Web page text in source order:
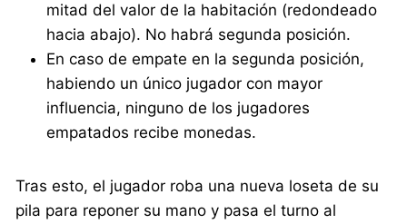
mitad del valor de la habitación (redondeado
hacia abajo). No habrá segunda posición.
En caso de empate en la segunda posición,
habiendo un único jugador con mayor
influencia, ninguno de los jugadores
empatados recibe monedas.
Tras esto, el jugador roba una nueva loseta de su
pila para reponer su mano y pasa el turno al